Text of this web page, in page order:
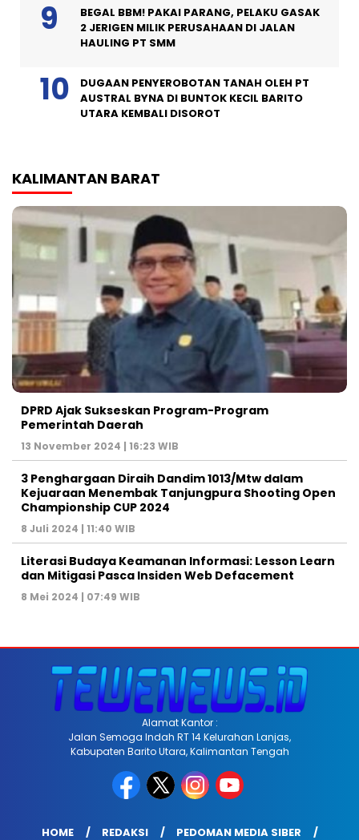
BEGAL BBM! PAKAI PARANG, PELAKU GASAK
2 JERIGEN MILIK PERUSAHAAN DI JALAN
HAULING PT SMM
DUGAAN PENYEROBOTAN TANAH OLEH PT
AUSTRAL BYNA DI BUNTOK KECIL BARITO
UTARA KEMBALI DISOROT
KALIMANTAN BARAT
DPRD Ajak Sukseskan Program-Program
Pemerintah Daerah
13 November 2024 | 16:23 WIB
3 Penghargaan Diraih Dandim 1013/Mtw dalam
Kejuaraan Menembak Tanjungpura Shooting Open
Championship CUP 2024
8 Juli 2024 | 11:40 WIB
Literasi Budaya Keamanan Informasi: Lesson Learn
dan Mitigasi Pasca Insiden Web Defacement
8 Mei 2024 | 07:49 WIB
Alamat Kantor :
Jalan Semoga Indah RT 14 Kelurahan Lanjas,
Kabupaten Barito Utara, Kalimantan Tengah
HOME REDAKSI PEDOMAN MEDIA SIBER